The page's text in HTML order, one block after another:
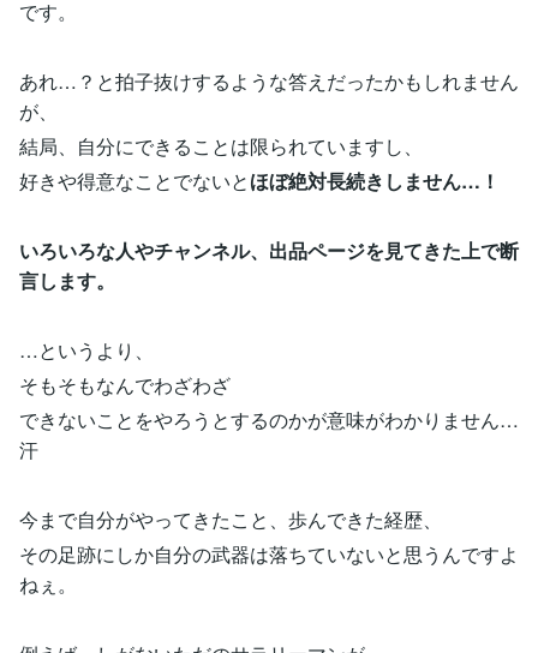
です。
あれ…？と拍子抜けするような答えだったかもしれません
が、
結局、自分にできることは限られていますし、
好きや得意なことでないとほぼ絶対長続きしません…！
いろいろな人やチャンネル、出品ページを見てきた上で断
言します。
…というより、
そもそもなんでわざわざ
できないことをやろうとするのかが意味がわかりません…
汗
今まで自分がやってきたこと、歩んできた経歴、
その足跡にしか自分の武器は落ちていないと思うんですよ
ねぇ。